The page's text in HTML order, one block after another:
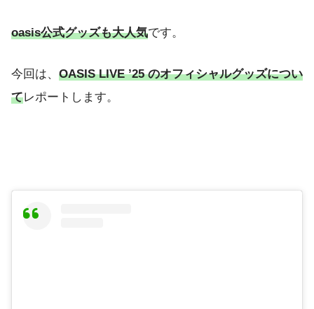
oasis公式グッズも大人気です。
今回は、 OASIS LIVE ’25 のオフィシャルグッズについ
てレポートします。